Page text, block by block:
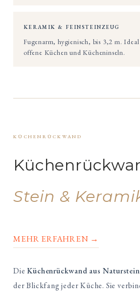
KERAMIK & FEINSTEINZEUG
Fugenarm, hygienisch, bis 3,2 m.
offene Küchen und Kücheninseln.
KÜCHENRÜCKWAND
Stein &
MEHR ERFAHREN →
DieKüchenrückwand aus
der Blickfang jeder Küche. Sie